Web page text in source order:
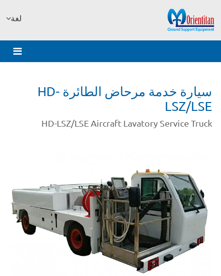
لغة
سيارة خدمة مرحاض الطائرة HD-
LSZ/LSE
HD-LSZ/LSE Aircraft Lavatory Service Truck